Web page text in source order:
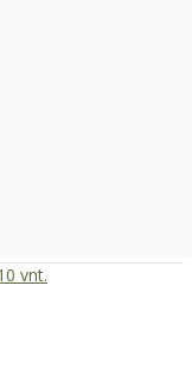
vnt.